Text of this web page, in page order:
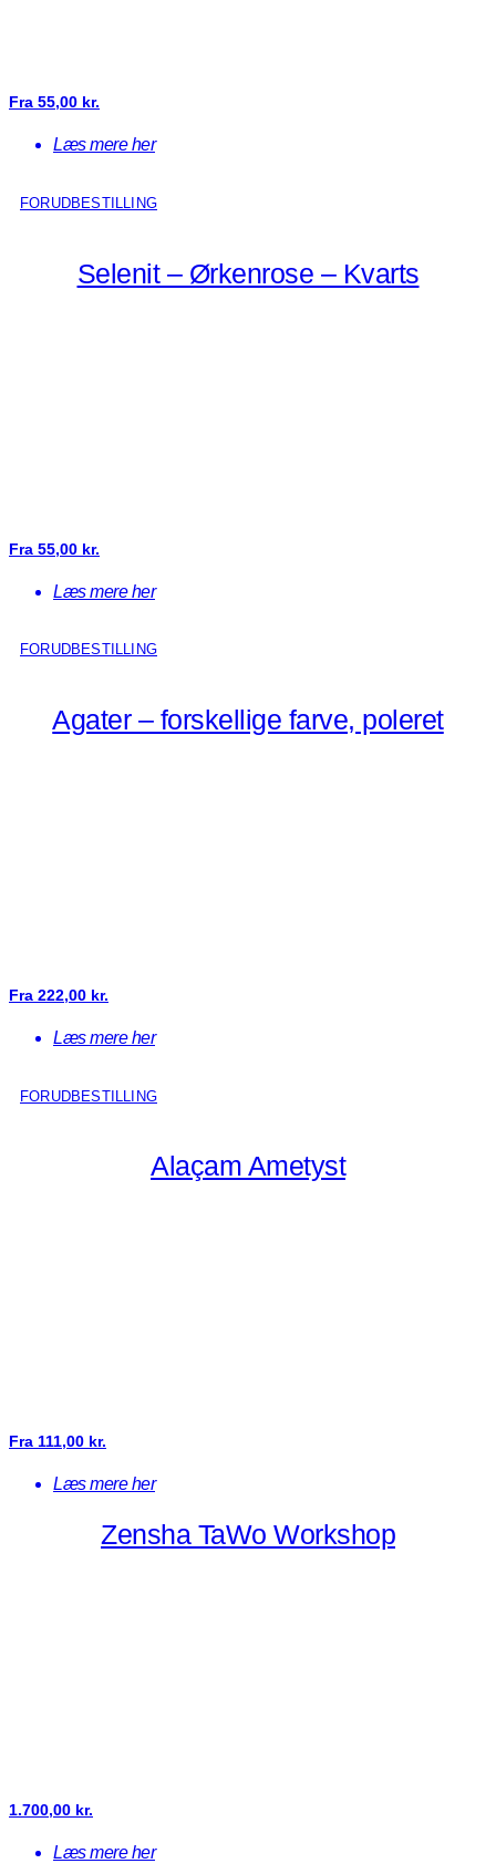
Fra 55,00 kr.
Læs mere her
FORUDBESTILLING
Selenit – Ørkenrose – Kvarts
Fra 55,00 kr.
Læs mere her
FORUDBESTILLING
Agater – forskellige farve, poleret
Fra 222,00 kr.
Læs mere her
FORUDBESTILLING
Alaçam Ametyst
Fra 111,00 kr.
Læs mere her
Zensha TaWo Workshop
1.700,00 kr.
Læs mere her